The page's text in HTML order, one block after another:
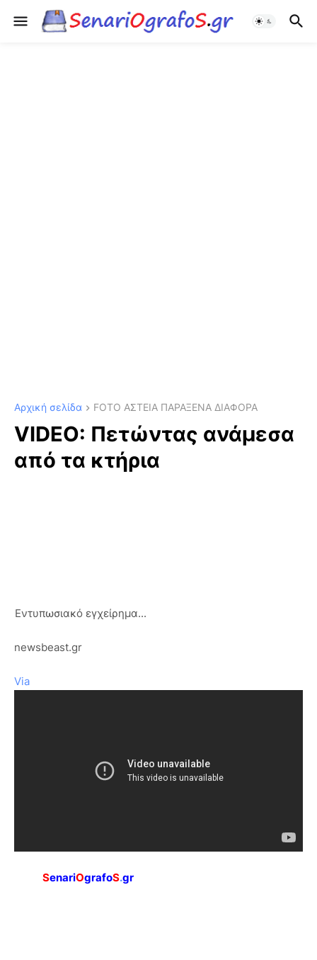
Αρχική σελίδα FOTO ΑΣΤΕΙΑ ΠΑΡΑΞΕΝΑ ΔΙΑΦΟΡΑ
VIDEO: Πετώντας ανάμεσα
από τα κτήρια
Εντυπωσιακό εγχείρημα...
newsbeast.gr
Via
SenariOgrafoS.gr